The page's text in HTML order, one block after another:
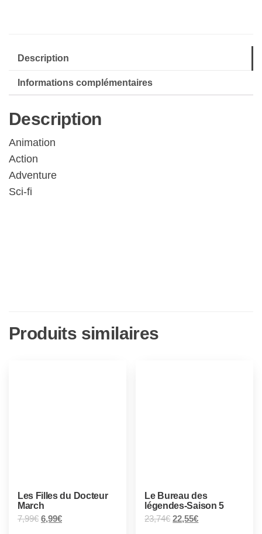
[DVD]
Description
Informations complémentaires
Description
Animation
Action
Adventure
Sci-fi
Produits similaires
Les Filles du Docteur
March
7,99€ 6,99€
Le Bureau des
légendes-Saison 5
23,74€ 22,55€